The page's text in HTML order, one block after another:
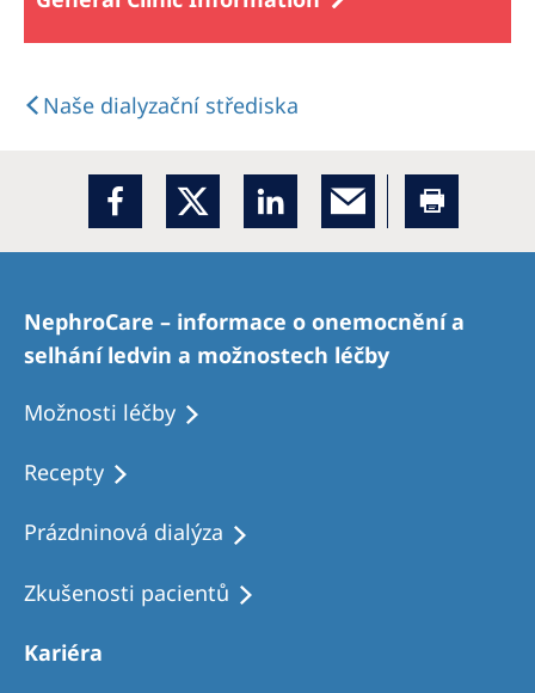
Naše dialyzační střediska
NephroCare – informace o onemocnění a
selhání ledvin a možnostech léčby
Možnosti léčby
Recepty
Prázdninová dialýza
Zkušenosti pacientů
Kariéra